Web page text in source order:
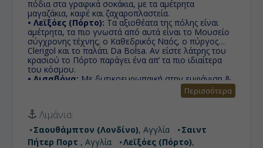
πόδια στα γραφικά σοκάκια, με τα αμέτρητα
μαγαζάκια, καφέ και ζαχαροπλαστεία.
• Λεϊξόες (Πόρτο): Τα αξιοθέατα της πόλης είναι
αμέτρητα, τα πιο γνωστά από αυτά είναι το Μουσείο
σύγχρονης τέχνης, ο Καθεδρικός Ναός, ο πύργος
Clerigol και το παλάτι Da Bolsa. Αν είστε λάτρης του
κρασιού το Πόρτο παράγει ένα απ’ τα πιο ιδιαίτερα
του κόσμου.
• Λισαβόνα: Με δυτικοευρωπαική στην εμφάνιση &
μεσογειακή στην ψυχή, με μια αύρα γλυκιάς
μελαγχολίας όταν ο Ατλαντικός συννεφιάζει,
χτισμένη πάνω σε 7 λόφους.
• Βίγκο:Το μεγαλύτερο αλιευτικό λιμάνι στον
κόσμο, με πολλά στενά δρομάκια και μεγαλειώδη
μνημεία.
Περισσότερα
Λιμάνια:
Σαουθάμπτον (Λονδίνο), Αγγλία
Σαιντ
Πήτερ Πορτ , Αγγλία Λεϊξόες (Πόρτο),